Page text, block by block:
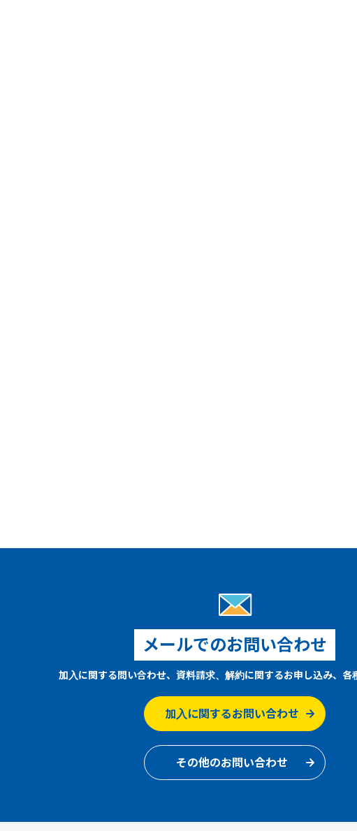
メールでのお問い合わせ
加入に関する問い合わせ、資料請求、解約に関するお申し込み、各
加入に関するお問い合わせ
その他のお問い合わせ